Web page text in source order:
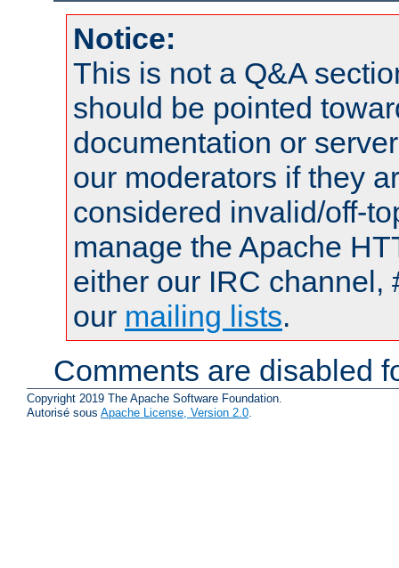
Notice:
This is not a Q&A
should be pointed
documentation or
our moderators if they
considered invalid/off-
manage the Apache
either our IRC channel,
our mailing lists.
Comments are disabled
Copyright 2019 The Apache Software Foundation.
Autorisé sous Apache License, Version 2.0